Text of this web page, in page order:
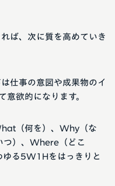
ば、次に質を高めていき
仕事の意図や成果物のイ
意欲的になります。
（何を）、Why（な
つ）、Where（どこ
ゆる5W1Hをはっきりと